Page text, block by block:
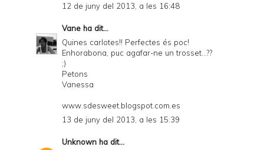
12 de juny del 2013, a les 16:48
Vane ha dit...
Quines carlotes!! Perfectes és poc!
Enhorabona, puc agafar-ne un trosset...??
;)
Petons
Vanessa
www.sdesweet.blogspot.com.es
13 de juny del 2013, a les 15:39
Unknown ha dit...